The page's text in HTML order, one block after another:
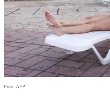
Foto: AFP